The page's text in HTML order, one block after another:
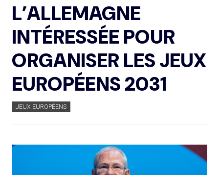
L’ALLEMAGNE
INTÉRESSÉE POUR
ORGANISER LES JEUX
EUROPÉENS 2031
JEUX EUROPÉENS